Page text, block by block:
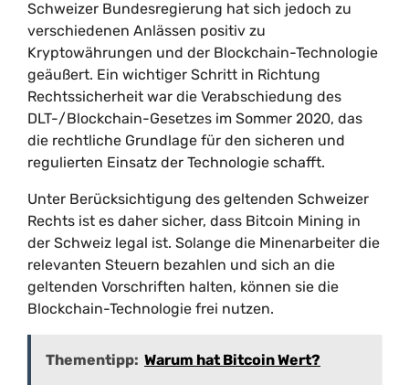
Schweizer Bundesregierung hat sich jedoch zu
verschiedenen Anlässen positiv zu
Kryptowährungen und der Blockchain-Technologie
geäußert. Ein wichtiger Schritt in Richtung
Rechtssicherheit war die Verabschiedung des
DLT-/Blockchain-Gesetzes im Sommer 2020, das
die rechtliche Grundlage für den sicheren und
regulierten Einsatz der Technologie schafft.
Unter Berücksichtigung des geltenden Schweizer
Rechts ist es daher sicher, dass Bitcoin Mining in
der Schweiz legal ist. Solange die Minenarbeiter die
relevanten Steuern bezahlen und sich an die
geltenden Vorschriften halten, können sie die
Blockchain-Technologie frei nutzen.
Thementipp: Warum hat Bitcoin Wert?